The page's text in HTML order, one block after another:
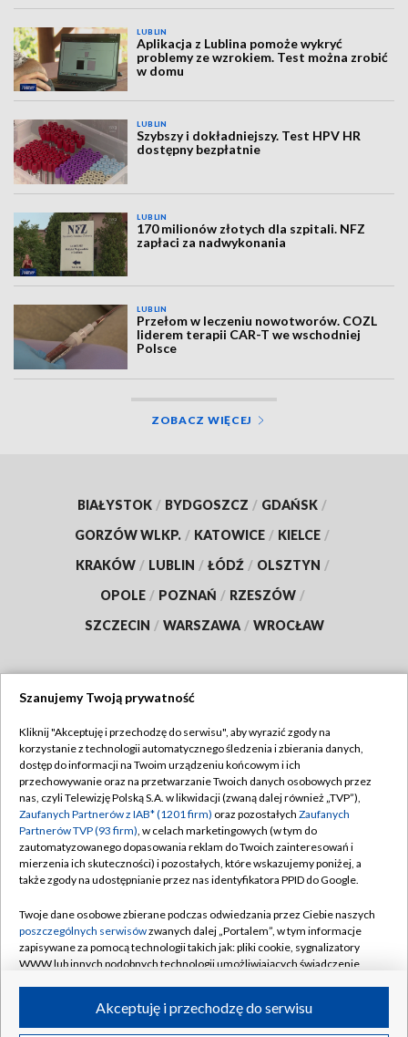
LUBLIN
Aplikacja z Lublina pomoże wykryć
problemy ze wzrokiem. Test można zrobić
w domu
LUBLIN
Szybszy i dokładniejszy. Test HPV HR
dostępny bezpłatnie
LUBLIN
170 milionów złotych dla szpitali. NFZ
zapłaci za nadwykonania
LUBLIN
Przełom w leczeniu nowotworów. COZL
liderem terapii CAR-T we wschodniej
Polsce
ZOBACZ WIĘCEJ
BIAŁYSTOK / BYDGOSZCZ / GDAŃSK /
GORZÓW WLKP. / KATOWICE / KIELCE /
KRAKÓW / LUBLIN / ŁÓDŹ / OLSZTYN /
OPOLE / POZNAŃ / RZESZÓW /
SZCZECIN / WARSZAWA / WROCŁAW
TVP
Abonament TVP
Emisja w TVP
Centrum informacji TVP
Naziemna Telewizja Cyfrowa
Rada Programowa
System NOS
Informacje o nadawcy
Program dla prasy
Regulamin TVP
Polityka prywatności
Moje zgody
Pomoc
Kontakt
Kanały
Szanujemy Twoją prywatność
Kliknij "Akceptuję i przechodzę do serwisu", aby wyrazić zgody na
korzystanie z technologii automatycznego śledzenia i zbierania danych,
dostęp do informacji na Twoim urządzeniu końcowym i ich
przechowywanie oraz na przetwarzanie Twoich danych osobowych przez
nas, czyli Telewizję Polską S.A. w likwidacji (zwaną dalej również „TVP”),
Zaufanych Partnerów z IAB* (1201 firm) oraz pozostałych Zaufanych
Partnerów TVP (93 firm), w celach marketingowych (w tym do
zautomatyzowanego dopasowania reklam do Twoich zainteresowań i
mierzenia ich skuteczności) i pozostałych, które wskazujemy poniżej, a
także zgody na udostępnianie przez nas identyfikatora PPID do Google.
Twoje dane osobowe zbierane podczas odwiedzania przez Ciebie naszych
poszczególnych serwisówzwanych dalej „Portalem”, w tym informacje
zapisywane za pomocą technologii takich jak: pliki cookie, sygnalizatory
WWW lub innych podobnych technologii umożliwiających świadczenie
ruchu w Internecie.Akceptuję i przechodzę do serwisu